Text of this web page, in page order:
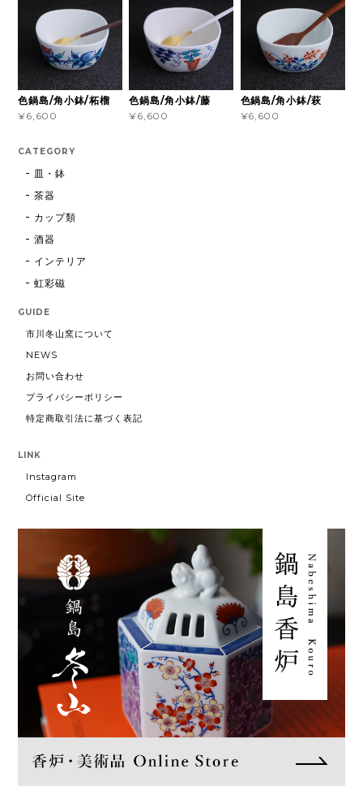
色鍋島/角小鉢/柘榴
¥6,600
色鍋島/角小鉢/藤
¥6,600
色鍋島/角小鉢/萩
¥6,600
CATEGORY
皿・鉢
茶器
カップ類
酒器
インテリア
虹彩磁
GUIDE
市川冬山窯について
NEWS
お問い合わせ
プライバシーポリシー
特定商取引法に基づく表記
LINK
Instagram
Official Site